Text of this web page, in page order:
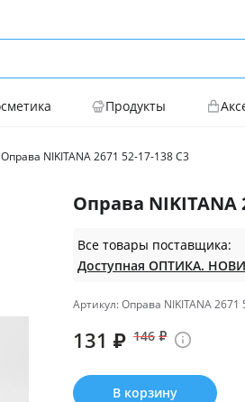
Продукты
Оправа NIKITANA 2671 52-17-138 С3
Оправа NIKITANA
Все товары поставщика:
Артикул: Оправа NIKITANA 2671
131 ₽ 146 ₽
В корзину